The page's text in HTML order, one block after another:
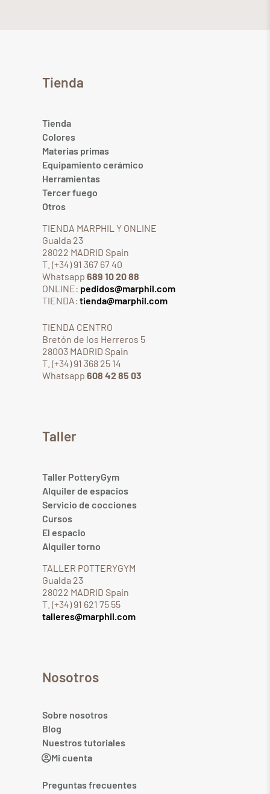
Tienda
Tienda
Colores
Materias primas
Equipamiento cerámico
Herramientas
Tercer fuego
Otros
TIENDA MARPHIL Y ONLINE
Gualda 23
28022 MADRID Spain
T. (+34) 91 367 67 40
Whatsapp 689 10 20 88
ONLINE: pedidos@marphil.com
TIENDA: tienda@marphil.com
TIENDA CENTRO
Bretón de los Herreros 5
28003 MADRID Spain
T. (+34) 91 368 25 14
Whatsapp 608 42 85 03
Taller
Taller PotteryGym
Alquiler de espacios
Servicio de cocciones
Cursos
El espacio
Alquiler torno
TALLER POTTERYGYM
Gualda 23
28022 MADRID Spain
T. (+34) 91 621 75 55
talleres@marphil.com
Nosotros
Sobre nosotros
Blog
Nuestros tutoriales
Mi cuenta
Preguntas frecuentes